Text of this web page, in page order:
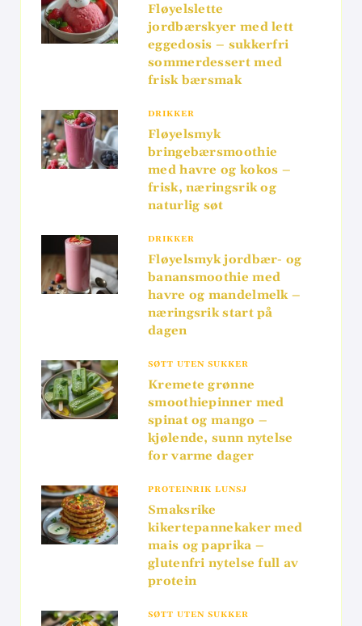
Fløyelslette
jordbærskyer med lett
eggedosis – sukkerfri
sommerdessert med
frisk bærsmak
DRIKKER
Fløyelsmyk
bringebærsmoothie
med havre og kokos –
frisk, næringsrik og
naturlig søt
DRIKKER
Fløyelsmyk jordbær- og
banansmoothie med
havre og mandelmelk –
næringsrik start på
dagen
SØTT UTEN SUKKER
Kremete grønne
smoothiepinner med
spinat og mango –
kjølende, sunn nytelse
for varme dager
PROTEINRIK LUNSJ
Smaksrike
kikertepannekaker med
mais og paprika –
glutenfri nytelse full av
protein
SØTT UTEN SUKKER